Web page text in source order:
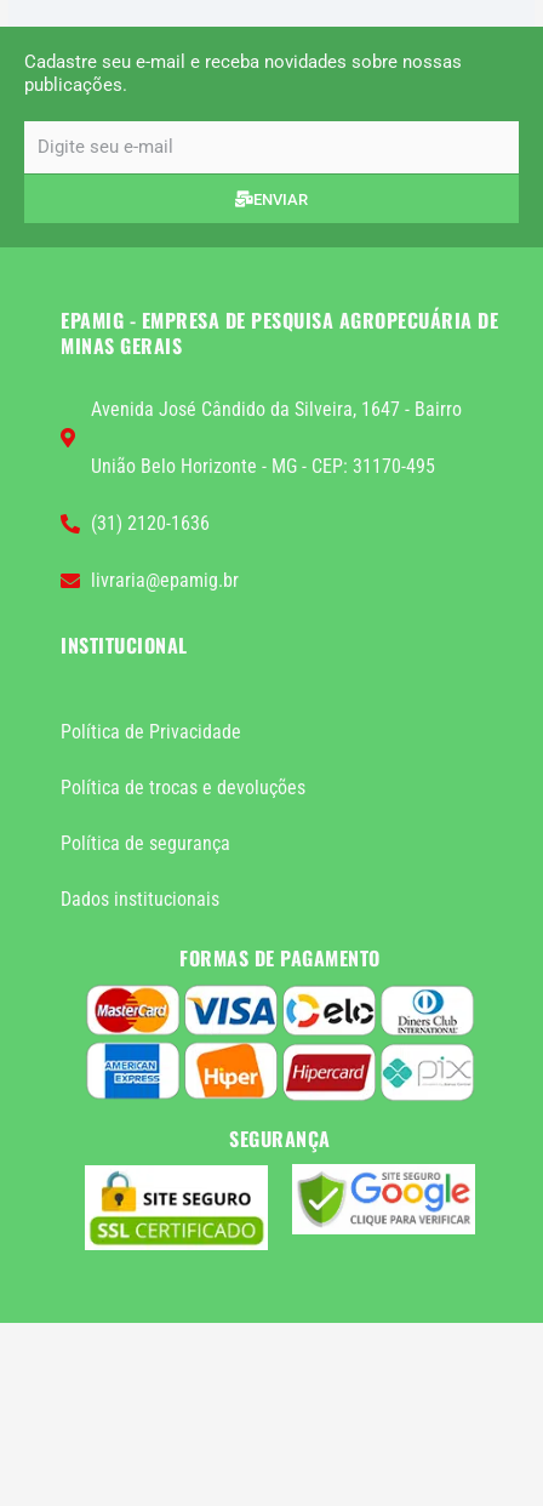
Cadastre seu e-mail e receba novidades sobre nossas
publicações.
ENVIAR
EPAMIG - EMPRESA DE PESQUISA AGROPECUÁRIA DE
MINAS GERAIS
Avenida José Cândido da Silveira, 1647 - Bairro
União Belo Horizonte - MG - CEP: 31170-495
(31) 2120-1636
livraria@epamig.br
INSTITUCIONAL
Política de Privacidade
Política de trocas e devoluções
Política de segurança
Dados institucionais
FORMAS DE PAGAMENTO
SEGURANÇA